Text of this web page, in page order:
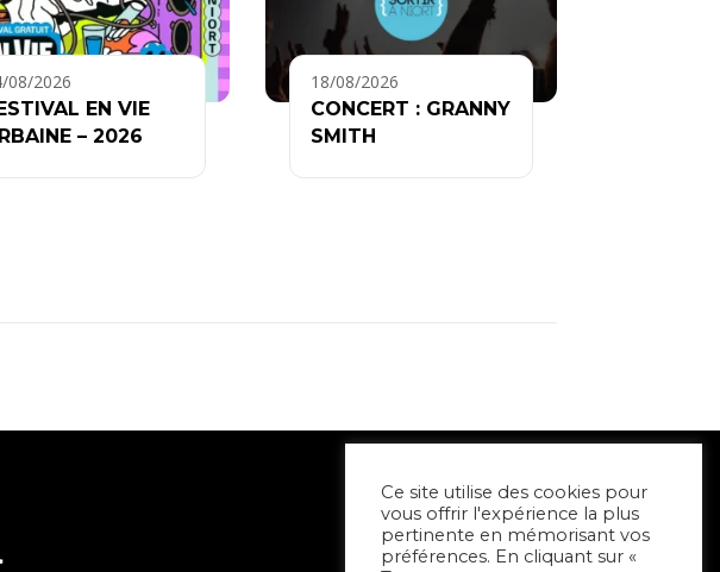
08/2026
EN VIE
– 2026
18/08/2026
CONCERT : GRANNY
SMITH
Ce site utilise des cookies pour
vous offrir l'expérience la plus
pertinente en mémorisant vos
préférences. En cliquant sur «